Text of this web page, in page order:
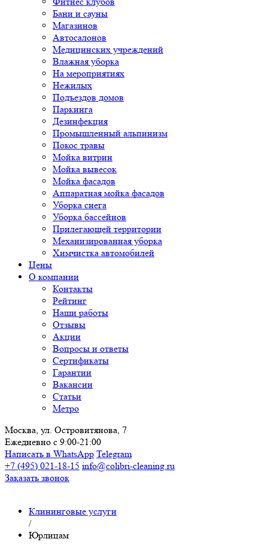
Бани и сауны
Магазинов
Автосалонов
Медицинских учреждений
Влажная уборка
На мероприятиях
Нежилых
Подъездов домов
Паркинга
Дезинфекция
Промышленный альпинизм
Покос травы
Мойка витрин
Мойка вывесок
Мойка фасадов
Аппаратная мойка фасадов
Уборка снега
Уборка бассейнов
Прилегающей территории
Механизированная уборка
Химчистка автомобилей
Цены
О компании
Контакты
Рейтинг
Наши работы
Отзывы
Акции
Вопросы и ответы
Сертификаты
Гарантии
Вакансии
Статьи
Метро
Москва, ул. Островитянова, 7
Ежедневно с 9:00-21:00
Написать в WhatsApp Telegram
+7 (495) 021-18-15 info@colibri-cleaning.ru
Заказать звонок
Клининговые услуги
/
Юрлицам